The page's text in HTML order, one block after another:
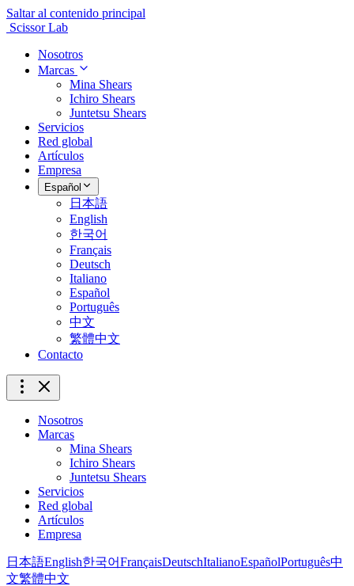
Saltar al contenido principal
Scissor Lab
Nosotros
Marcas
Mina Shears
Ichiro Shears
Juntetsu Shears
Servicios
Red global
Artículos
Empresa
Español
日本語
English
한국어
Français
Deutsch
Italiano
Español
Português
中文
繁體中文
Contacto
Nosotros
Marcas
Mina Shears
Ichiro Shears
Juntetsu Shears
Servicios
Red global
Artículos
Empresa
日本語English한국어FrançaisDeutschItalianoEspañolPortuguês中
文繁體中文